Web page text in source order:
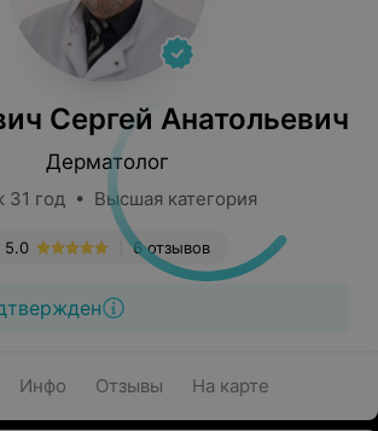
Сергей Анатольевич
Дерматолог
31 год • Высшая категория
6 отзывов
5.0
Инфо Отзывы На карте